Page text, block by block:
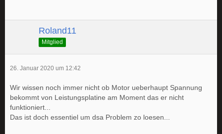
Roland11
Mitglied
26. Januar 2020 um 12:42
Wir wissen noch immer nicht ob Motor ueberhaupt Spannung
bekommt von Leistungsplatine am Moment das er nicht
funktioniert...
Das ist doch essentiel um dsa Problem zo loesen...